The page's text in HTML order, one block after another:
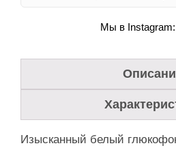
Мы в Instagram:
Изысканный белый